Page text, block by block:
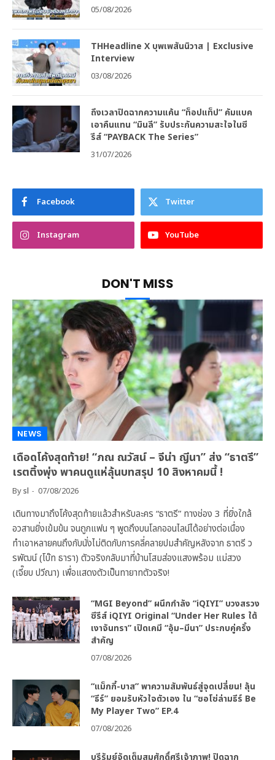
05/08/2026
THHeadline X บุพเพสันนิวาส | Exclusive
Interview
03/08/2026
ถึงเวลาปิดฉากความแค้น “ท็อปแท็ป” คัมแบค
เอาคืนแทน “มินลี” รับประกันความสะใจในซี
รีส์ “PAYBACK The Series”
31/07/2026
Facebook Twitter
Instagram YouTube
DON'T MISS
NEWS
เดือดโค้งสุดท้าย! “ภณ ณวัสน์ – จีน่า ญีนา” ส่ง “ธาตรี”
เรตติ้งพุ่ง พาคนดูแห่ลุ้นบทสรุป 10 สิงหาคมนี้ !
Bysl 07/08/2026
เดินทางมาถึงโค้งสุดท้ายแล้วสำหรับละคร “ธาตรี” ทางช่อง 3 ที่ยิ่งใกล้
อวสานยิ่งเข้มข้น จนถูกแฟน ๆ พูดถึงบนโลกออนไลน์ได้อย่างต่อเนื่อง
ทำเอาหลายคนถึงกับนั่งไม่ติดกับการคลี่คลายปมสำคัญหลังจาก ธาตรี ว
รพัฒน์ (โบ๊ท ธารา) ตัวจริงกลับมาที่บ้านโสมส่องแสงพร้อม แม่สวง
(เจี๊ยบ ปวีณา) เพื่อแสดงตัวเป็นทายาทตัวจริง!
“MGI Beyond” ผนึกกำลัง “iQIYI” บวงสรวง
ซีรีส์ iQIYI Original “Under Her Rules ใต้
เงาจันทรา” เปิดเคมี “อุ้ม–มีนา” ประกบคู่ครั้ง
สำคัญ
07/08/2026
“แม็กกี้-บาส” พาความสัมพันธ์สู่จุดเปลี่ยน! ลุ้น
“ธีร์” ยอมรับหัวใจตัวเอง ใน “ซอโซ่ล่ามธีร์ Be
My Player Two” EP.4
07/08/2026
บุรีรัมย์จัดเต็มสมศักดิ์ศรีเจ้าภาพ! ปิดฉาก